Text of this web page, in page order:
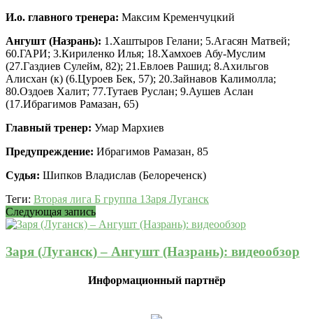
И.о. главного тренера: Максим Кременчуцкий
Ангушт (Назрань): 1.Хаштыров Гелани; 5.Агасян Матвей;
60.ГАРИ; 3.Кириленко Илья; 18.Хамхоев Абу-Муслим
(27.Газдиев Сулейм, 82); 21.Евлоев Рашид; 8.Ахильгов
Алисхан (к) (6.Цуроев Бек, 57); 20.Зайнавов Калимолла;
80.Оздоев Халит; 77.Тутаев Руслан; 9.Аушев Аслан
(17.Ибрагимов Рамазан, 65)
Главный тренер: Умар Мархиев
Предупреждение: Ибрагимов Рамазан, 85
Судья: Шипков Владислав (Белореченск)
Теги: Вторая лига Б группа 1Заря Луганск
Следующая запись
Заря (Луганск) – Ангушт (Назрань): видеообзор
Информационный партнёр